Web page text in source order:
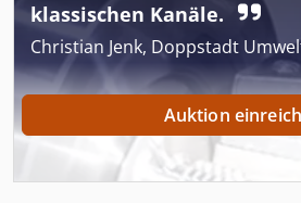
klassischen Kanäle.
Christian Jenk, Doppstadt
Auktion